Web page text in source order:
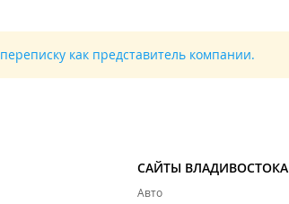
как представитель компании.
САЙТЫ ВЛАДИВОСТОКА
Авто